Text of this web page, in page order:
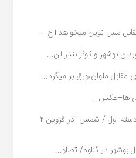
مقابل مس نوین میخواهد+ع...
بوشهر و کوثر بندر لن...
ملوان،ورق بر میگرد...
ها+عکس...
هفته بیست و هشتم لیگ دسته اول / شمس آذر قزوین ۲
بوشهر در گناوه/ تصاو...